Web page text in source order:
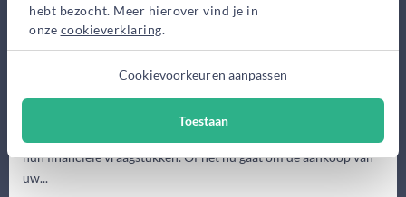
hebt bezocht. Meer hierover vind je in
onze cookieverklaring.
Cookievoorkeuren aanpassen
Toestaan
hun financiële vraagstukken. Of het nu gaat om de aankoop van
uw...